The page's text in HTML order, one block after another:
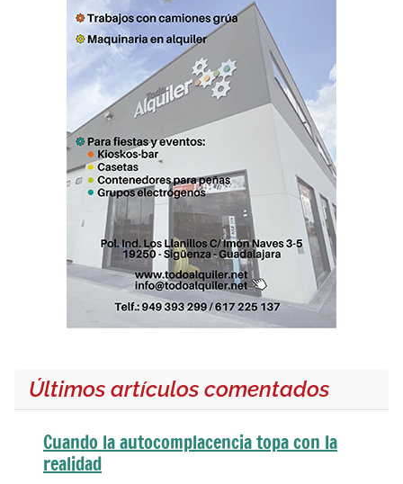
Últimos artículos comentados
Cuando la autocomplacencia topa con la
realidad